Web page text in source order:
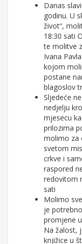
Danas
godinu. U
život“,
18:30 sati
te molitve
Ivana
kojom
postane
blagoslov
Sljedeće
nedjelju
mjesecu
prilozima
molimo za
svetom
crkve i
raspored
redovitom
sati
Molimo
je
promjene
Na žalost,
knjižice u